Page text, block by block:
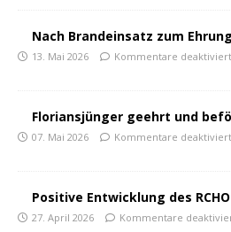
Nach Brandeinsatz zum
13. Mai 2026 Kommentare deaktiviert
Floriansjünger geehrt und
07. Mai 2026 Kommentare deaktiviert
Positive Entwicklung des RCHO
27. April 2026 Kommentare